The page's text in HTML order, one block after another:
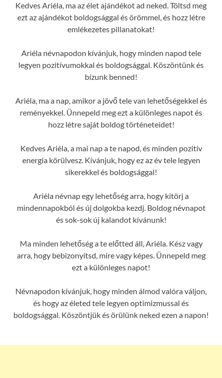
Kedves Ariéla, ma az élet ajándékot ad neked. Töltsd meg
ezt az ajándékot boldogsággal és örömmel, és hozz létre
emlékezetes pillanatokat!
Ariéla névnapodon kívánjuk, hogy minden napod tele
legyen pozitívumokkal és boldogsággal. Köszöntünk és
bízunk benned!
Ariéla, ma a nap, amikor a jövő tele van lehetőségekkel és
reményekkel. Ünnepeld meg ezt a különleges napot és
hozz létre saját boldog történeteidet!
Kedves Ariéla, a mai nap a te napod, és minden pozitív
energia körülvesz. Kívánjuk, hogy ez az év tele legyen
sikerekkel és boldogsággal!
Ariéla névnap egy lehetőség arra, hogy kitörj a
mindennapokból és új dolgokba kezdj. Boldog névnapot
és sok-sok új kalandot kívánunk!
Ma minden lehetőség a te előtted áll, Ariéla. Kész vagy
arra, hogy bebizonyítsd, mire vagy képes. Ünnepeld meg
ezt a különleges napot!
Névnapodon kívánjuk, hogy minden álmod valóra váljon,
és hogy az életed tele legyen optimizmussal és
boldogsággal. Köszöntjük és örülünk neked ezen a napon!